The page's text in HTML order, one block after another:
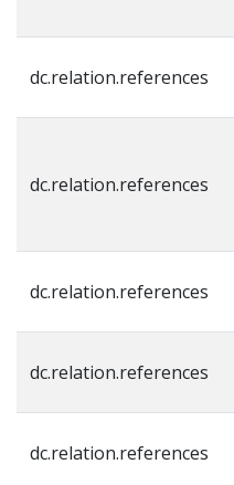
dc.relation.references
dc.relation.references
dc.relation.references
dc.relation.references
dc.relation.references